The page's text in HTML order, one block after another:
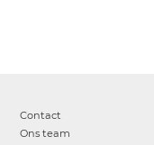
Contact
Ons team